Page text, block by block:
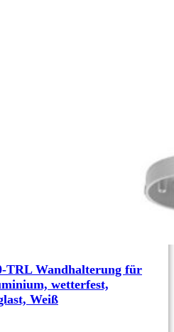
TRL Wandhalterung für
wetterfest,
Weiß